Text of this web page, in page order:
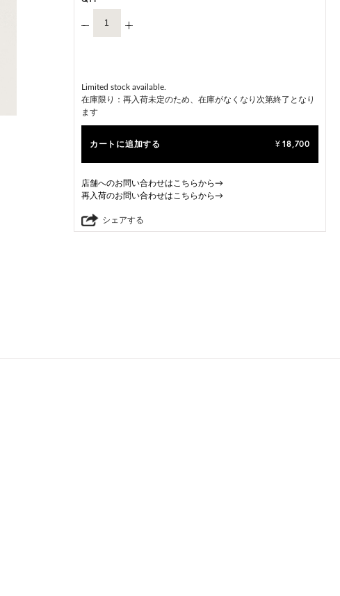
Limited stock available.
在庫限り：再入荷未定のため、在庫がなくなり次第終了となり
ます
カートに追加する ¥ 18,700
店舗へのお問い合わせはこちらから→
再入荷のお問い合わせはこちらから→
シェアする